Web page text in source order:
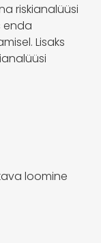
riskianalüüsi
enda
Lisaks
loomine